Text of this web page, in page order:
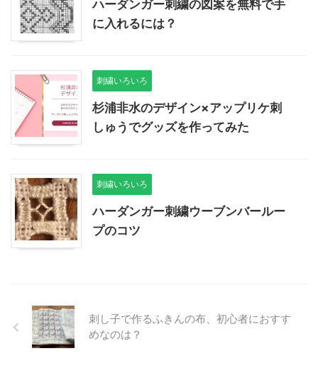
ハーダンガー刺繍の図案を無料で手
に入れるには？
刺繍いろいろ
杉浦非水のデザイン×アップリケ刺
しゅうでグッズを作ってみた
刺繍いろいろ
ハーダンガー刺繍ウーブンバールー
プのコツ
刺し子で作るふきんの布、初心者におすす
めなのは？